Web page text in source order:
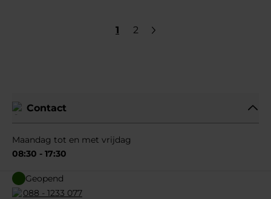
1 2
Contact
Maandag tot en met vrijdag
08:30 - 17:30
Geopend
088 - 1233 077